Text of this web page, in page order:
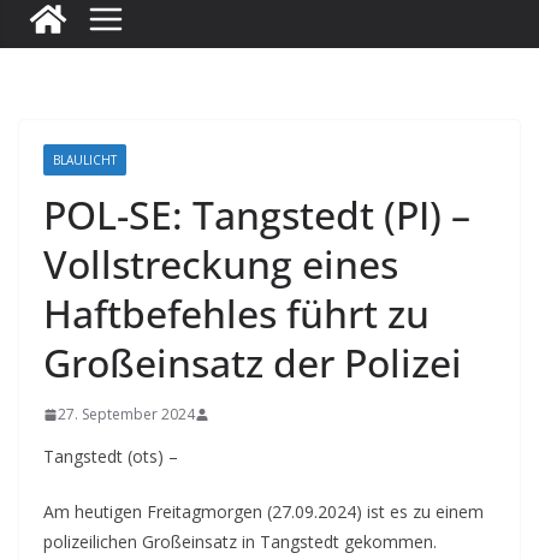
BLAULICHT
POL-SE: Tangstedt (PI) –
Vollstreckung eines
Haftbefehles führt zu
Großeinsatz der Polizei
27. September 2024
Tangstedt (ots) –
Am heutigen Freitagmorgen (27.09.2024) ist es zu einem
polizeilichen Großeinsatz in Tangstedt gekommen.